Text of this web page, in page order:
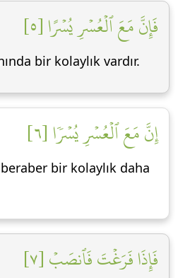
فَإِنَّ مَعَ ٱلۡعُسۡرِ يُسۡرًا [٥]
bir kolaylık vardır.
إِنَّ مَعَ ٱلۡعُسۡرِ يُسۡرٗا [٦]
bir kolaylık daha
فَإِذَا فَرَغۡتَ فَٱنصَبۡ [٧]